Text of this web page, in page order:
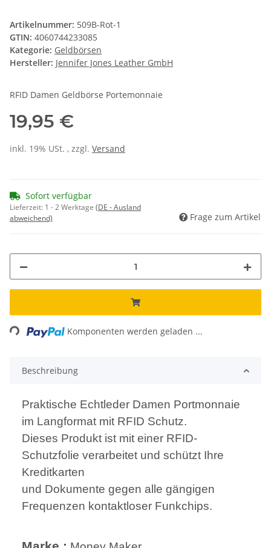
Artikelnummer: 509B-Rot-1
GTIN: 4060744233085
Kategorie: Geldbörsen
Hersteller: Jennifer Jones Leather GmbH
RFID Damen Geldbörse Portemonnaie
19,95 €
inkl. 19% USt. , zzgl. Versand
Sofort verfügbar
Lieferzeit: 1 - 2 Werktage (DE - Ausland
abweichend)
Frage zum Artikel
Loading... Komponenten werden geladen ...
Beschreibung
Praktische Echtleder Damen Portmonnaie
im Langformat mit RFID Schutz.
Dieses Produkt ist mit einer RFID-
Schutzfolie verarbeitet und schützt Ihre
Kreditkarten
und Dokumente gegen alle gängigen
Frequenzen kontaktloser Funkchips.